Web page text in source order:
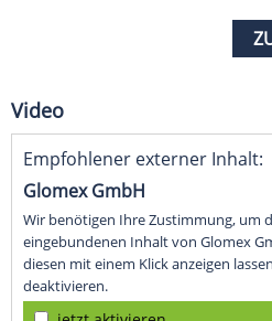
Video
Empfohlener externer Inhalt:
Glomex GmbH
Wir benötigen Ihre Zustimmung, um
eingebundenen Inhalt von Glomex
diesen mit einem Klick anzeigen
deaktivieren.